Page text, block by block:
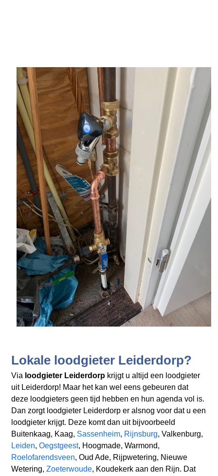
Lokale loodgieter Leiderdorp?
Via loodgieter Leiderdorpkrijgt u altijd een loodgieter
uit Leiderdorp! Maar het kan wel eens gebeuren dat
deze loodgieters geen tijd hebben en hun agenda vol is.
Dan zorgt loodgieter Leiderdorp er alsnog voor dat u een
loodgieter krijgt. Deze komt dan uit bijvoorbeeld
Buitenkaag, Kaag, Sassenheim, Rijnsburg, Valkenburg,
Leiden, Oegstgeest, Hoogmade, Warmond,
Roelofarendsveen, Oud Ade, Rijpwetering, Nieuwe
Wetering, Zoeterwoude, Koudekerk aan den Rijn. Dat